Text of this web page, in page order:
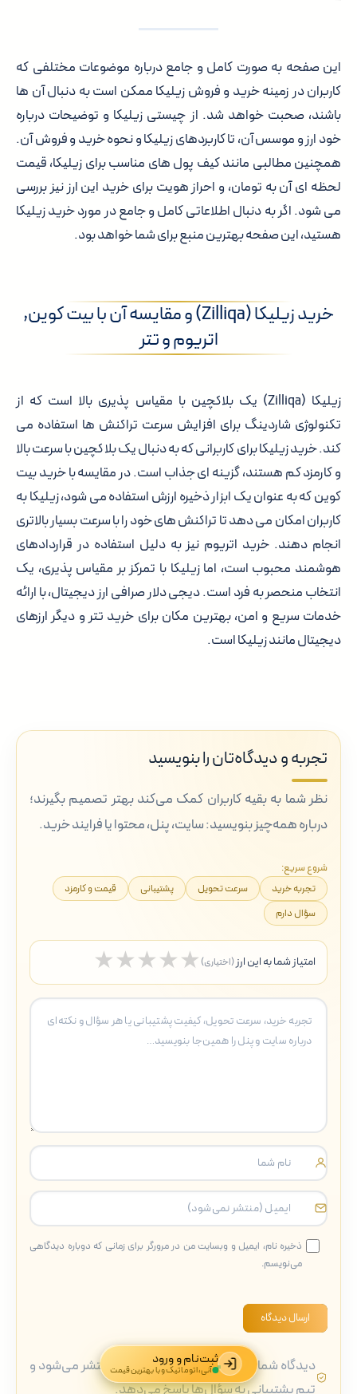
این صفحه به صورت کامل و جامع درباره موضوعات مختلفی که
کاربران در زمینه خرید و فروش زیلیکا ممکن است به دنبال آن ها
باشند، صحبت خواهد شد. از چیستی زیلیکا و توضیحات درباره
خود ارز و موسس آن، تا کاربردهای زیلیکا و نحوه خرید و فروش آن.
همچنین مطالبی مانند کیف پول های مناسب برای زیلیکا، قیمت
لحظه ای آن به تومان، و احراز هویت برای خرید این ارز نیز بررسی
می شود. اگر به دنبال اطلاعاتی کامل و جامع در مورد خرید زیلیکا
هستید، این صفحه بهترین منبع برای شما خواهد بود.
خرید زیلیکا (Zilliqa) و مقایسه آن با بیت کوین,
اتریوم و تتر
زیلیکا (Zilliqa) یک بلاکچین با مقیاس پذیری بالا است که از
تکنولوژی شاردینگ برای افزایش سرعت تراکنش ها استفاده می
کند. خرید زیلیکا برای کاربرانی که به دنبال یک بلاکچین با سرعت بالا
و کارمزد کم هستند، گزینه ای جذاب است. در مقایسه با خرید بیت
کوین که به عنوان یک ابزار ذخیره ارزش استفاده می شود، زیلیکا به
کاربران امکان می دهد تا تراکنش های خود را با سرعت بسیار بالاتری
انجام دهند. خرید اتریوم نیز به دلیل استفاده در قراردادهای
هوشمند محبوب است، اما زیلیکا با تمرکز بر مقیاس پذیری، یک
انتخاب منحصر به فرد است. دیجی دلار صرافی ارز دیجیتال، با ارائه
خدمات سریع و امن، بهترین مکان برای خرید تتر و دیگر ارزهای
دیجیتال مانند زیلیکا است.
تجربه و دیدگاه‌تان را بنویسید
نظر شما به بقیه کاربران کمک می‌کند بهتر تصمیم بگیرند؛
درباره همه‌چیز بنویسید: سایت، پنل، محتوا یا فرایند خرید.
شروع سریع:
تجربه خرید
سرعت تحویل پشتیبانی
قیمت و کارمزد
سؤال دارم
امتیاز شما به این ارز(اختیاری) ★
5 ستاره
★
4 ستاره
★
3 ستاره
★
2 ستاره
★
1 ستاره
ذخیره نام، ایمیل و وبسایت من در مرورگر برای زمانی که دوباره دیدگاهی
می‌نویسم.
ارسال دیدگاه
دیدگاه شما پس از بررسی تیم دیجی‌دلار منتشر می‌شود و
تیم پشتیبانی به سؤال‌ها پاسخ می‌دهد.
ثبت‌نام و ورود
آنی، اتوماتیک و با بهترین قیمت